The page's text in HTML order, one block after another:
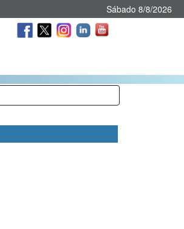
Sábado 8/8/2026